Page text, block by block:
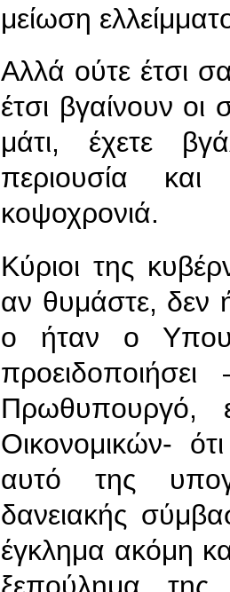
μείωση
Αλλά ούτε έτσι
έτσι βγαίνουν οι
μάτι, έχετε
περιουσία
κοψοχρονιά.
Κύριοι της
αν θυμάστε, δεν
ο ήταν ο
Πρωθυπουργό,
Οικονομικών-
αυτό της
δανειακής
έγκλημα ακόμη
ξεπούλημα της